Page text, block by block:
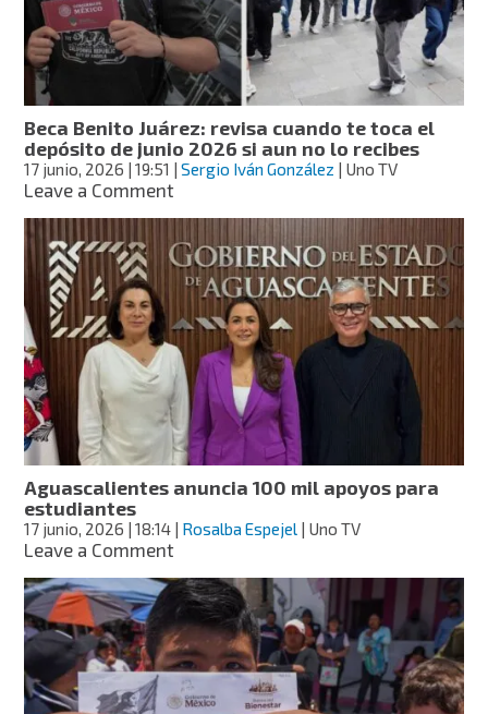
Rita
Cetina
terminará
en
julio;
esto
debes
hacer
Beca Benito Juárez: revisa cuando te toca el
depósito de junio 2026 si aun no lo recibes
17 junio, 2026 | 19:51 |Sergio Iván González | Uno TV
Leave a Commenton
Juárez:
revisa
cuando
te
toca
el
depósito
de
junio
2026
si
aun
lo
Aguascalientes anuncia 100 mil apoyos para
estudiantes
17 junio, 2026 | 18:14 | Rosalba Espejel | Uno TV
Leave a Commenton
anuncia
100
mil
apoyos
para
estudiantes